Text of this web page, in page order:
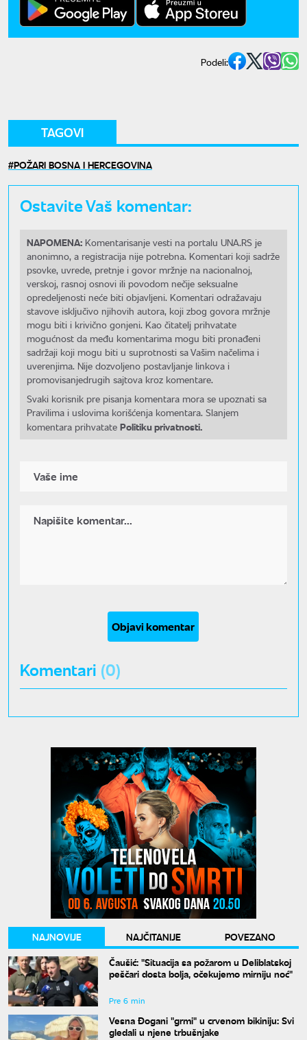
Podeli:
TAGOVI
POŽARI BOSNA I HERCEGOVINA
Ostavite Vaš komentar:
NAPOMENA: Komentarisanje vesti na portalu UNA.RS je
anonimno, a registracija nije potrebna. Komentari koji sadrže
psovke, uvrede, pretnje i govor mržnje na nacionalnoj,
verskoj, rasnoj osnovi ili povodom nečije seksualne
opredeljenosti neće biti objavljeni. Komentari odražavaju
stavove isključivo njihovih autora, koji zbog govora mržnje
mogu biti i krivično gonjeni. Kao čitatelj prihvatate
mogućnost da među komentarima mogu biti pronađeni
sadržaji koji mogu biti u suprotnosti sa Vašim načelima i
uverenjima. Nije dozvoljeno postavljanje linkova i
promovisanjedrugih sajtova kroz komentare.
Svaki korisnik pre pisanja komentara mora se upoznati sa
Pravilima i uslovima korišćenja komentara. Slanjem
komentara prihvatate Politiku privatnosti.
Objavi komentar
Komentari (0)
NAJNOVIJE NAJČITANIJE
POVEZANO
Čaušić: "Situacija sa požarom u Deliblatskoj
peščari dosta bolja, očekujemo mirniju noć"
Pre 6 min
Vesna Đogani "grmi" u crvenom bikiniju: Svi
gledali u njene trbušnjake